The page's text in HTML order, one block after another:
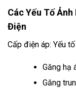
Các Yếu Tố
Điện
Cấp điện áp: Yếu
Găng hạ
Găng